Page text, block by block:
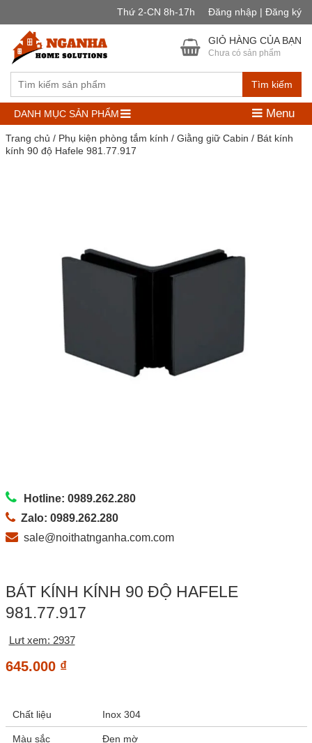
Thứ 2-CN 8h-17h Đăng nhập | Đăng ký
Tìm kiếm
GIỎ HÀNG CỦA BẠN
Chưa có sản phẩm
DANH MỤC SẢN PHẨM Menu
Trang chủ / Phụ kiện phòng tắm kính / Giằng giữ Cabin / Bát kính
kính 90 độ Hafele 981.77.917
Hotline: 0989.262.280
Zalo: 0989.262.280
sale@noithatnganha.com.com
BÁT KÍNH KÍNH 90 ĐỘ HAFELE
981.77.917
Lưt xem: 2937
645.000 ₫
Chất liệu Inox 304
Màu sắc Đen mờ